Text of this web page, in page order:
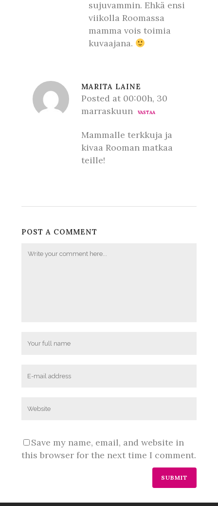
sujuvammin. Ehkä ensi
viikolla Roomassa
mamma vois toimia
kuvaajana.
MARITA LAINE
Posted at 00:00h, 30
marraskuun
VASTAA
Mammalle terkkuja ja
kivaa Rooman matkaa
teille!
POST A COMMENT
Save my name, email, and website in
this browser for the next time I comment.